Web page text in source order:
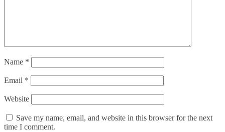
Name *
Email *
Website
Save my name, email, and website in this browser for the next
time I comment.